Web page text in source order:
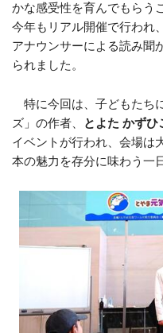
かな感受性を育んでもらう
今年もリアル開催で行われ
アナウンサーによる読み聞
られました。
特に今回は、子どもたち
ズ」 の作者、 とよた かずひ
イベントが行われ、 会場は
本の魅力を存分に味わう一